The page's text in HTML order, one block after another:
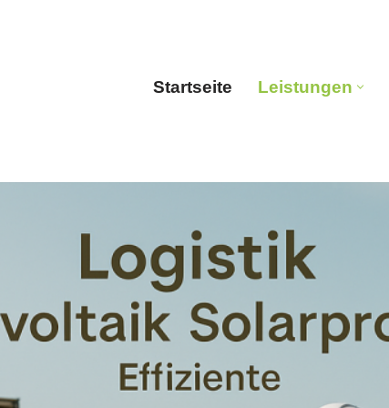
Startseite Leistungen